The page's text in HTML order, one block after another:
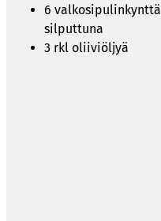
6 valkosipulinkynttä
silputtuna
3 rkl oliiviöljyä